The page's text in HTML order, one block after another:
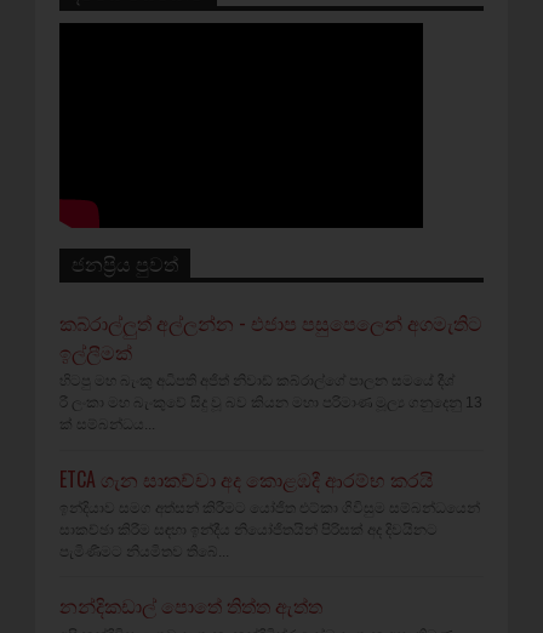
ජනප්‍රිය පුවත්
කබ්රාල්ලුත් අල්ලන්න - එජාප පසුපෙලෙන් අගමැතිට
ඉල්ලීමක්
හිටපු මහ බැංකු අධිපති අජිත් නිවාඩ් කබ්රාල්ගේ පාලන සමයේ දීශ්‍
රී ලංකා මහ බැංකුවේ සිදු වූ බව කියන මහා පරිමාණ මූල්‍ය ගනුදෙනු 13
ක් සම්බන්ධය...
ETCA ගැන සාකච්චා අද කොළඹදී ආරම්භ කරයි
ඉන්දියාව සමග අත්සන් කිරීමට යෝජිත එට්කා ගිවිසුම සම්බන්ධයෙන්
සාකච්ඡා කිරීම සඳහා ඉන්දීය නියෝජිතයින් පිරිසක් අද දිවයිනට
පැමිණීමට නියමිතව තිබේ...
නන්දිකඩාල් පොතේ තිත්ත ඇත්ත